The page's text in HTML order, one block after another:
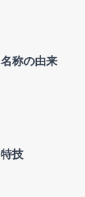
名称の由来
特技